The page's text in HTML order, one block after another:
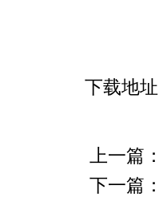
下载地
上一篇
下一篇